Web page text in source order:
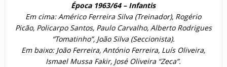
Época 1963/64 – Infantis
Em cima: Américo Ferreira Silva (Treinador), Rogério
Picão, Policarpo Santos, Paulo Carvalho, Alberto Rodrigues
“Tomatinho”, João Silva (Seccionista).
Em baixo: João Ferreira, António Ferreira, Luís Oliveira,
Ismael Mussa Fakir, José Oliveira “Zeca”.